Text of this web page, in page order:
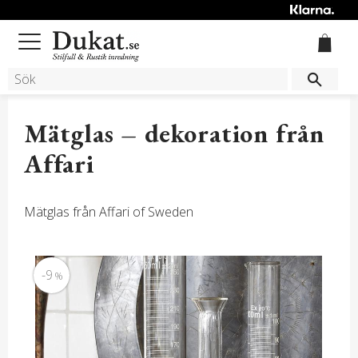
Meny
Mätglas – dekoration från
Affari
Mätglas från Affari of Sweden
9 %